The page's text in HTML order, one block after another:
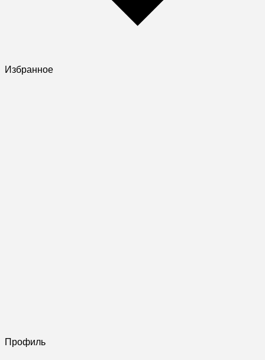
Избранное
Профиль